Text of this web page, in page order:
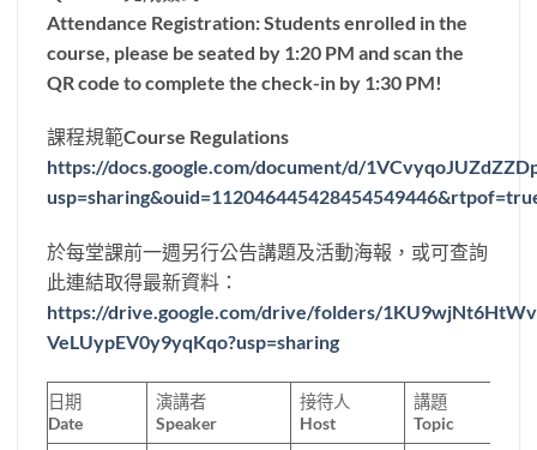
Attendance Registration: Students enrolled in the
course, please be seated by 1:20 PM and scan the
QR code to complete the check-in by 1:30 PM!
課程規範Course Regulations
https://docs.google.com/document/d/
於每堂課前一週另行公告講題及活動海報，或可查詢
此連結取得最新資料：
https://drive.google.com/drive/folders/
VeLUypEV0y9yqKqo?usp=sharing
日期
Date
演講者
Speaker
接待人
Host
講題
Topic